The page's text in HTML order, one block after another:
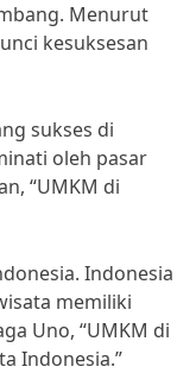
Menurut
kesuksesan
sukses di
oleh pasar
“UMKM di
Indonesia
memiliki
Uno, “UMKM di
Indonesia.”